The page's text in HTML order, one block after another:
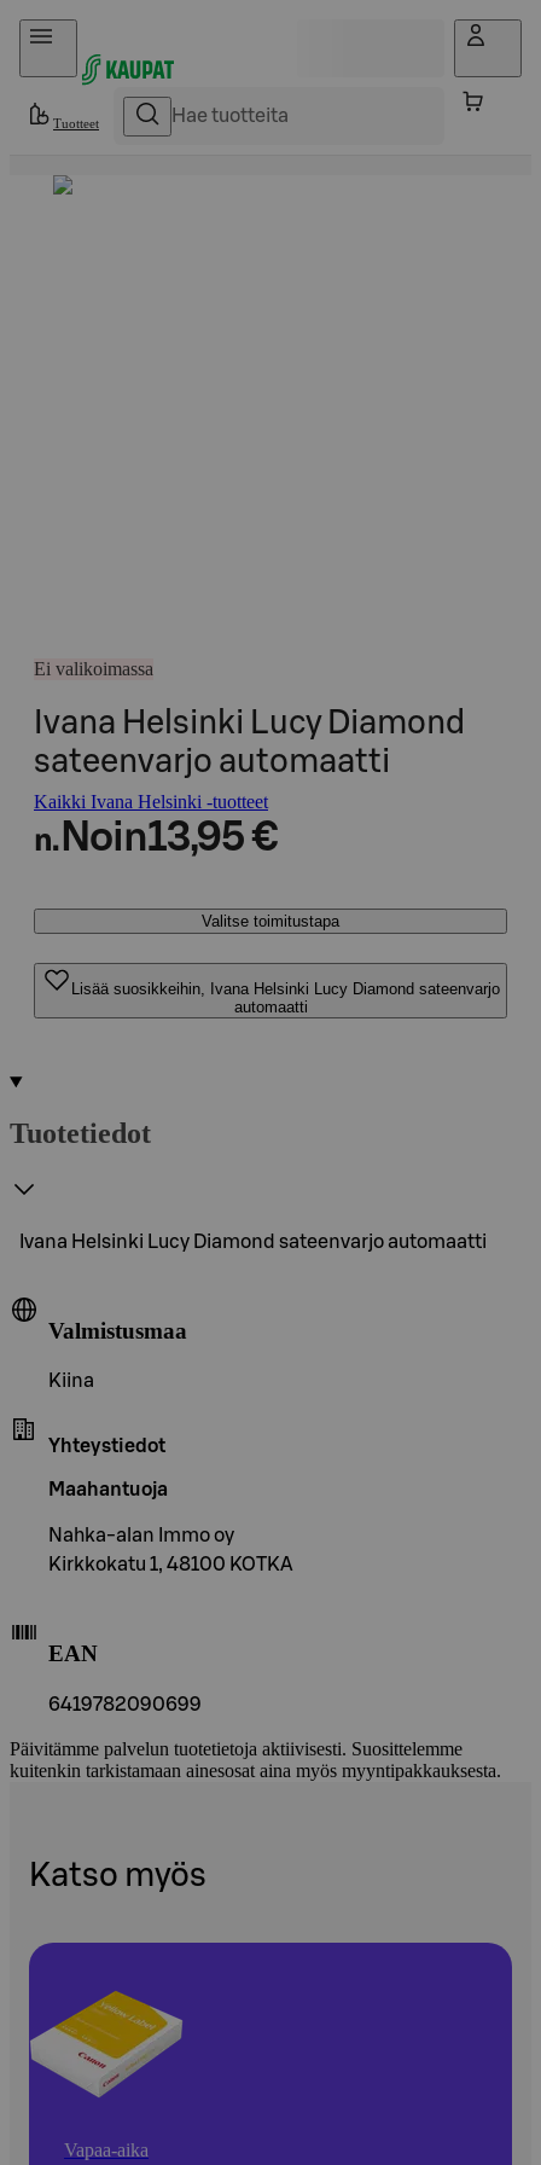
Hyppää sisältöön
Tuotteet
Ei valikoimassa
Ivana Helsinki Lucy Diamond
sateenvarjo automaatti
Kaikki Ivana Helsinki -tuotteet
n. Noin13,95 €
Valitse toimitustapa
Lisää suosikkeihin, Ivana Helsinki Lucy Diamond sateenvarjo
automaatti
Tuotetiedot
Ivana Helsinki Lucy Diamond sateenvarjo automaatti
Valmistusmaa
Kiina
Yhteystiedot
Maahantuoja
Nahka-alan Immo oy
Kirkkokatu 1, 48100 KOTKA
EAN
6419782090699
Päivitämme palvelun tuotetietoja aktiivisesti. Suosittelemme
kuitenkin tarkistamaan ainesosat aina myös myyntipakkauksesta.
Katso myös
Vapaa-aika